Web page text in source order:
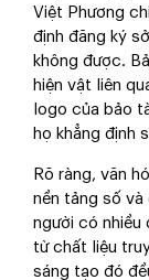
Việt Phương
định đăng ký
không được.
hiện vật liên
logo của bảo
họ khẳng định
Rõ ràng, văn
nền tảng số và
người có nhiều
từ chất liệu
sáng tạo đó